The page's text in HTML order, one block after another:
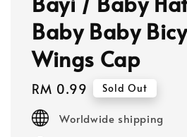
Baby Baby
Wings Cap
Regular
price
RM 0.99 Sold Out
Worldwide shipping